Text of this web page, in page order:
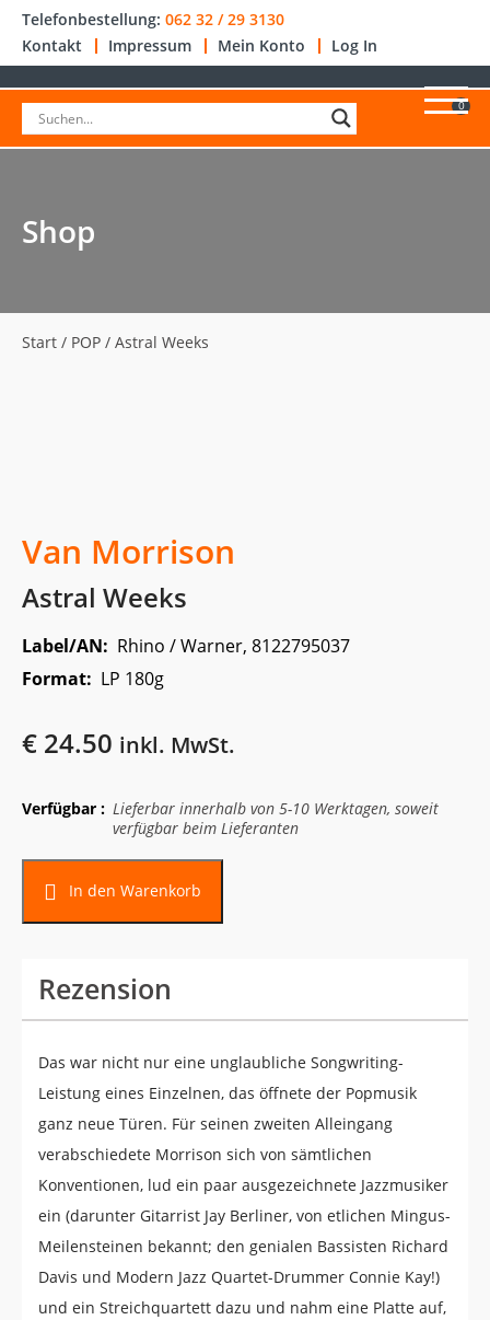
Telefonbestellung: 062 32 / 29 3130
Kontakt
Impressum Mein Konto Log In
0
Shop
Start / POP / Astral Weeks
Van Morrison
Astral Weeks
Label/AN: Rhino / Warner, 8122795037
Format: LP 180g
€ 24.50 inkl. MwSt.
Verfügbar : Lieferbar innerhalb von 5-10 Werktagen, soweit
verfügbar beim Lieferanten
In den Warenkorb
Rezension
Das war nicht nur eine unglaubliche Songwriting-
Leistung eines Einzelnen, das öffnete der Popmusik
ganz neue Türen. Für seinen zweiten Alleingang
verabschiedete Morrison sich von sämtlichen
Konventionen, lud ein paar ausgezeichnete Jazzmusiker
ein (darunter Gitarrist Jay Berliner, von etlichen Mingus-
Meilensteinen bekannt; den genialen Bassisten Richard
Davis und Modern Jazz Quartet-Drummer Connie Kay!)
und ein Streichquartett dazu und nahm eine Platte auf,